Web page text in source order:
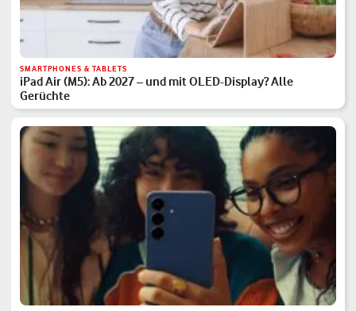
SMARTPHONES & TABLETS
iPad Air (M5): Ab 2027 – und mit OLED-Display? Alle
Gerüchte